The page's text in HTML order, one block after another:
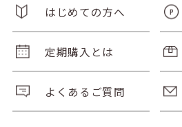
はじめての方へ
定期購入とは
よくあるご質問